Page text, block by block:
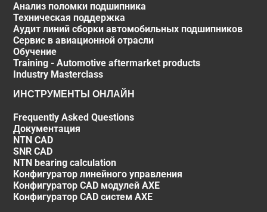
Анализ поломки подшипника
Техническая поддержка
Аудит линий сборки автомобильных подшипников
Сервис в авиационной отрасли
Обучение
Training - Automotive aftermarket products
Industry Masterclass
ИНСТРУМЕНТЫ ОНЛАЙН
Frequently Asked Questions
Документация
NTN CAD
SNR CAD
NTN bearing calculation
Конфигуратор линейного управления
Конфигуратор CAD модулей AXE
Конфигуратор CAD систем AXE